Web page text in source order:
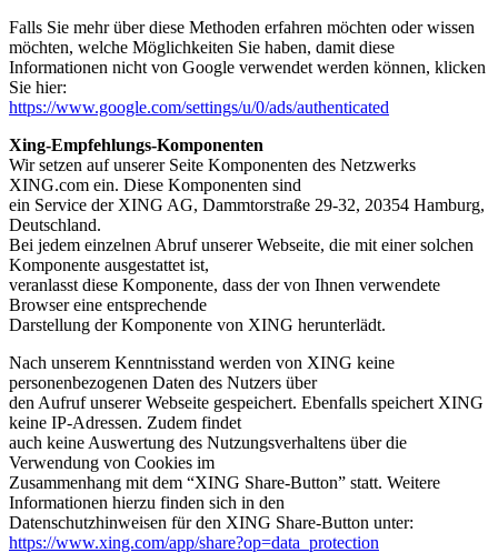
Falls Sie mehr über diese Methoden erfahren möchten oder wissen
möchten, welche Möglichkeiten Sie haben, damit diese
Informationen nicht von Google verwendet werden können, klicken
Sie hier:
https://www.google.com/settings/u/0/ads/authenticated
Xing-Empfehlungs-Komponenten
Wir setzen auf unserer Seite Komponenten des Netzwerks
XING.com ein. Diese Komponenten sind
ein Service der XING AG, Dammtorstraße 29-32, 20354 Hamburg,
Deutschland.
Bei jedem einzelnen Abruf unserer Webseite, die mit einer solchen
Komponente ausgestattet ist,
veranlasst diese Komponente, dass der von Ihnen verwendete
Browser eine entsprechende
Darstellung der Komponente von XING herunterlädt.
Nach unserem Kenntnisstand werden von XING keine
personenbezogenen Daten des Nutzers über
den Aufruf unserer Webseite gespeichert. Ebenfalls speichert XING
keine IP-Adressen. Zudem findet
auch keine Auswertung des Nutzungsverhaltens über die
Verwendung von Cookies im
Zusammenhang mit dem “XING Share-Button” statt. Weitere
Informationen hierzu finden sich in den
Datenschutzhinweisen für den XING Share-Button unter:
https://www.xing.com/app/share?op=data_protection